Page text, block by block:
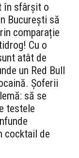
în sfârșit o
București să
comparație
Cu o
atât de
un Red Bull
Șoferii
să se
testele
cocktail de